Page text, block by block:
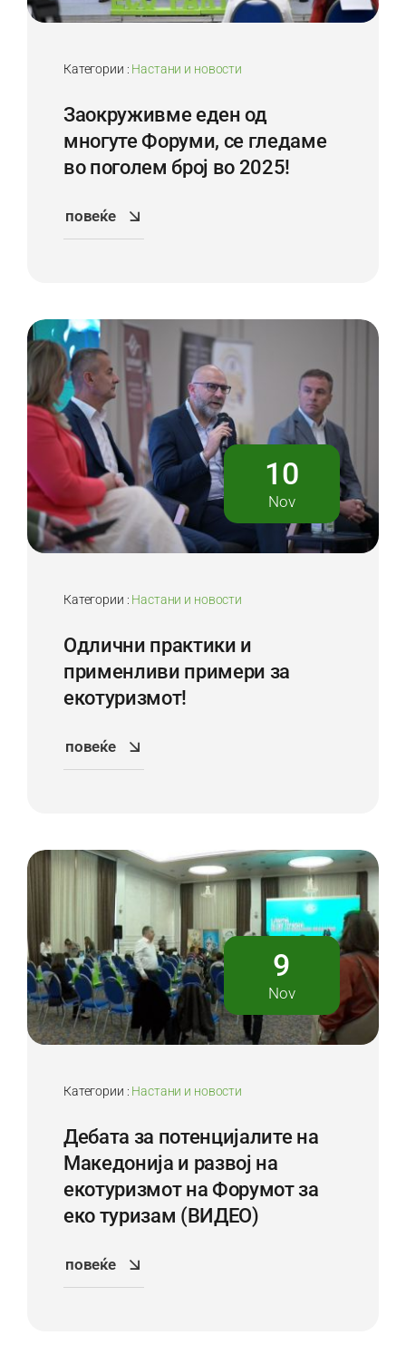
Категории : Настани и новости
Заокруживме еден од
многуте Форуми, се гледаме
во поголем број во 2025!
повеќе
10
Nov
Категории : Настани и новости
Одлични практики и
применливи примери за
екотуризмот!
повеќе
9
Nov
Категории : Настани и новости
Дебата за потенцијалите на
Македонија и развој на
екотуризмот на Форумот за
еко туризам (ВИДЕО)
повеќе